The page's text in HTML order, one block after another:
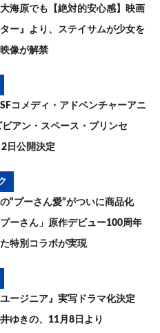
海原でも【絶対的安心感】映画
ター』より、ステイサムが少女を
像が解禁
コメディ・アドベンチャーアニ
ビアン・スペース・プリンセ
日公開決定
“プーさん愛”がついに商品化
プーさん」原作デビュー100周年
特別コラボが実現
ージニア』実写ドラマ化決定
ゆきの、11月8日より